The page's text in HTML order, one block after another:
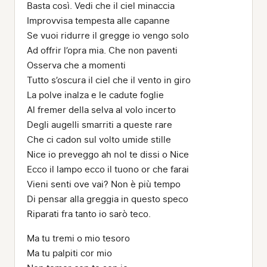
Basta così. Vedi che il ciel minaccia
Improvvisa tempesta alle capanne
Se vuoi ridurre il gregge io vengo solo
Ad offrir l’opra mia. Che non paventi
Osserva che a momenti
Tutto s’oscura il ciel che il vento in giro
La polve inalza e le cadute foglie
Al fremer della selva al volo incerto
Degli augelli smarriti a queste rare
Che ci cadon sul volto umide stille
Nice io preveggo ah nol te dissi o Nice
Ecco il lampo ecco il tuono or che farai
Vieni senti ove vai? Non è più tempo
Di pensar alla greggia in questo speco
Riparati fra tanto io sarò teco.
Ma tu tremi o mio tesoro
Ma tu palpiti cor mio